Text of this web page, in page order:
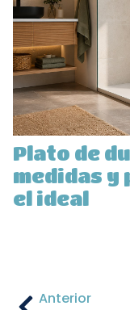
Plato de
medidas y
el ideal
Anterior